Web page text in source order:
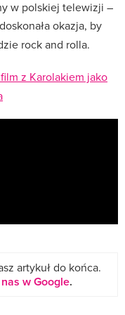
w polskiej telewizji –
okazja, by
rock and rolla.
z Karolakiem jako
artykuł do końca.
w Google.